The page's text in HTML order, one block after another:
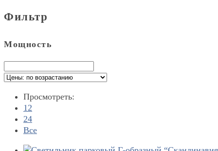
Фильтр
Мощность
Просмотреть:
12
24
Все